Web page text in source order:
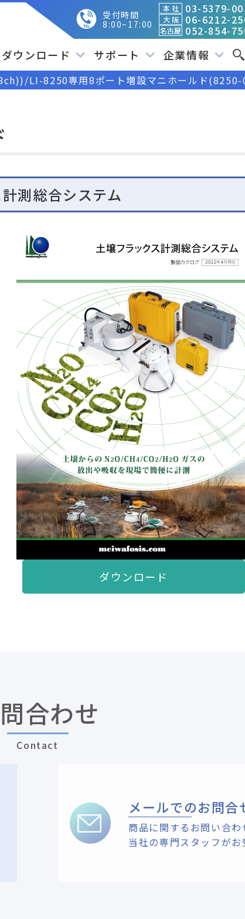
受付時間
8:00~17:00
本 社 03-5379-
大 阪 06-6212-
名古屋 052-854-
ダウンロード サポート 企業情報
LI-8250専用8ポート増設マニホールド(8250-
測総合システム
ダウンロード
合わせ
Contact
メールでのお問合
商品に関するお問い合わ
当社の専門スタッフが